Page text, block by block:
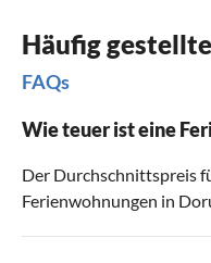
Schiffsmuseum direkt
maritime Genüsse sowie
Häufig
FAQs
Wie teuer ist eine
Der Durchschnittspreis
Ferienwohnungen in